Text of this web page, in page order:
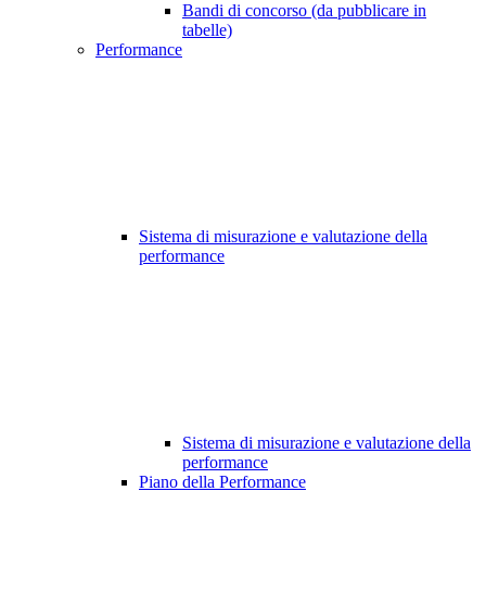
Bandi di concorso (da pubblicare in
tabelle)
Performance
Sistema di misurazione e valutazione della
performance
Sistema di misurazione e valutazione della
performance
Piano della Performance